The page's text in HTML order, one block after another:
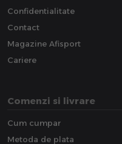
Confidentialitate
Contact
Magazine Afisport
Cariere
Comenzi si livrare
Cum cumpar
Metoda de plata